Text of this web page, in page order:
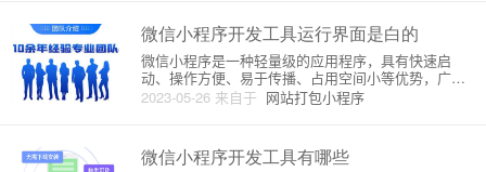
微信小程序开发工具运行界面是白的
2023-05-26 来自于 网站打包小程序
微信小程序是一种轻量级的应用程序，具有快速启
动、操作方便、易于传播、占用空间小等优势，广泛
应用于生活娱乐、研究学习、商业服务等领域。微信
小程序的开发需要使用微信小程序开发工具，它是可
器、组件库等功能，可以方便地
微信小程序开发工具有哪些